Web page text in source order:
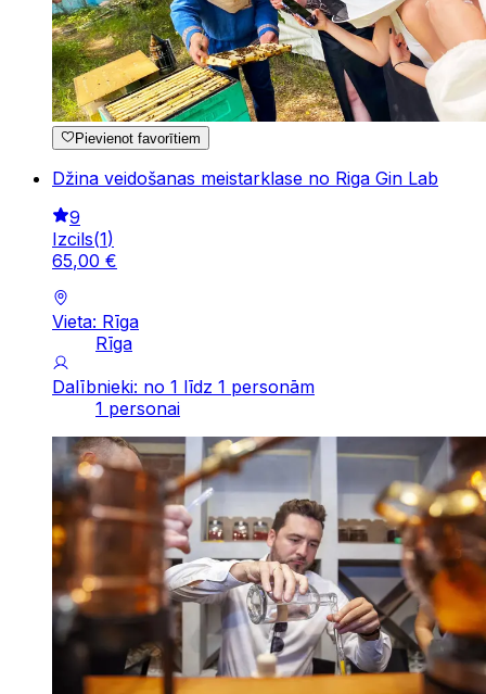
Pievienot favorītiem
Džina veidošanas meistarklase no Riga Gin Lab
9
Izcils(1)
65,00 €
Vieta: Rīga
Rīga
Dalībnieki: no 1 līdz 1 personām
1 personai